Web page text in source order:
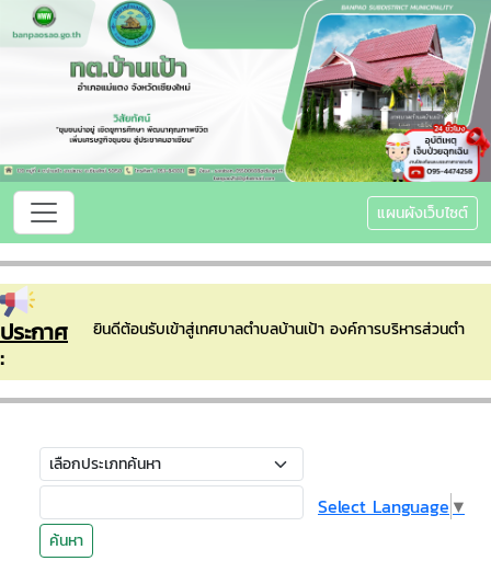
แผนผังเว็บไซต์
ประกาศ
:
ยินดีต้อนรับเข้าสู่เทศบาลตำบลบ้านเป้า องค์การบริหารส่วนตำบ
ค้นหา
Select Language ▼